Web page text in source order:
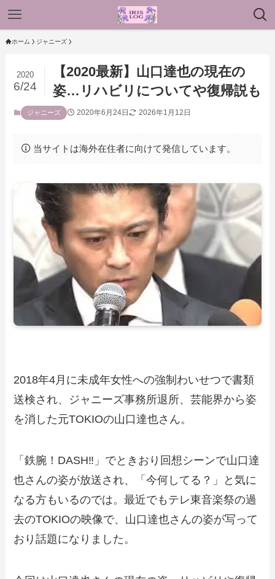
ホーム ジャニーズ
【2020最新】山口達也の現在の
姿…リハビリについてや復帰説も
2020
6/24
ジャニーズ 2020年6月24日 2026年1月12日
当サイトは海外在住者に向けて発信しています。
2018年4月に未成年女性への強制わいせつで書類
送検され、ジャニーズ事務所退所、芸能界から姿
を消した元TOKIOの山口達也さん。
「鉄腕！DASH‼」でときおり回想シーンで山口達
也さんの姿が放送され、「今何してる？」と気に
なる方もいるのでは。最近でもテレ東音楽祭の過
去のTOKIOの映像で、山口達也さんの姿が写って
おり話題になりました。